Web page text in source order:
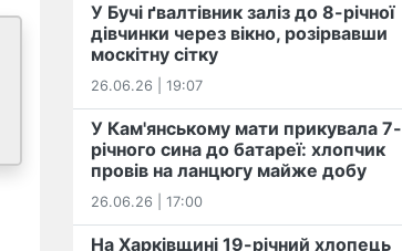
У Бучі ґвалтівник заліз до 8-річної
дівчинки через вікно, розірвавши
москітну сітку
26.06.26 | 19:07
У Кам'янському мати прикувала 7-
річного сина до батареї: хлопчик
провів на ланцюгу майже добу
26.06.26 | 17:00
На Харківщині 19-річний хлопець​